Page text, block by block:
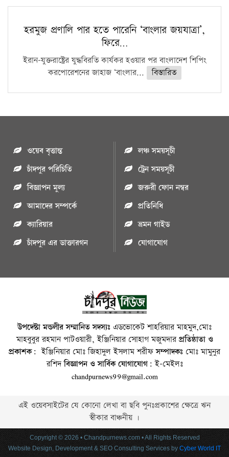
হরমুজ প্রণালি পার হতে পারেনি ‘বাংলার জয়যাত্রা’,
ফিরে…
ইরান-যুক্তরাষ্ট্রের যুদ্ধবিরতি কার্যকর হওয়ার পর বাংলাদেশ শিপিং
করপোরেশনের জাহাজ ‘বাংলার...
বিস্তারিত
ওয়েব বৃত্তান্ত
চাঁদপুর পরিচিতি
বিজ্ঞাপন মুল্য
আমাদের সম্পর্কে
ক্যারিয়ার
চাঁদপুর এর ডাক্তারগন
লঞ্চ সময়সূচী
ট্রেন সময়সূচী
জরুরী ফোন নম্বর
প্রতিনিধি
ভ্রমন গাইড
যোগাযোগ
উপদেষ্টা মন্ডলীর সম্মানিত সদস্যঃ এডভোকেট শাহরিয়ার মাহমুদ,মোঃ
মাহবুবুর রহমান পাটওয়ারী, ইঞ্জিনিয়ার সোহাগ মজুমদারপ্রতিষ্ঠাতা ও
প্রকাশক: ইঞ্জিনিয়ার মোঃ জিহাদুল ইসলাম শরীফসম্পাদকঃ মোঃ মামুনুর
রশিদবিজ্ঞাপন ও সার্বিক যোগাযোগ: ই-মেইলঃ
chandpurnews99@gmail.com
এই ওয়েবসাইটের যে কোনো লেখা বা ছবি পুনঃপ্রকাশের ক্ষেত্রে ঋন
স্বীকার বাঞ্চনীয় ।
Copyright © 2026 • Chandpurnews.com • All Rights Reserved
Website Design, Development & SEO Consulting Services by Cyber World IT